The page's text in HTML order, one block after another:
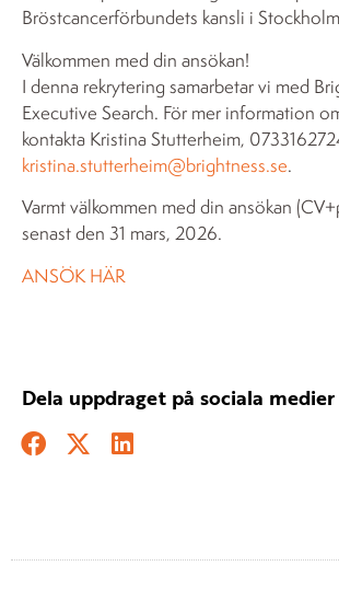
Bröstcancerförbundets kansli i
Välkommen med din ansökan!
I denna rekrytering samarbetar vi med
Executive Search. För mer information
kontakta Kristina Stutterheim,
kristina.stutterheim@brightness.se.
Varmt välkommen med din ansökan
senast den 31 mars, 2026.
ANSÖK HÄR
Dela uppdraget på sociala medier